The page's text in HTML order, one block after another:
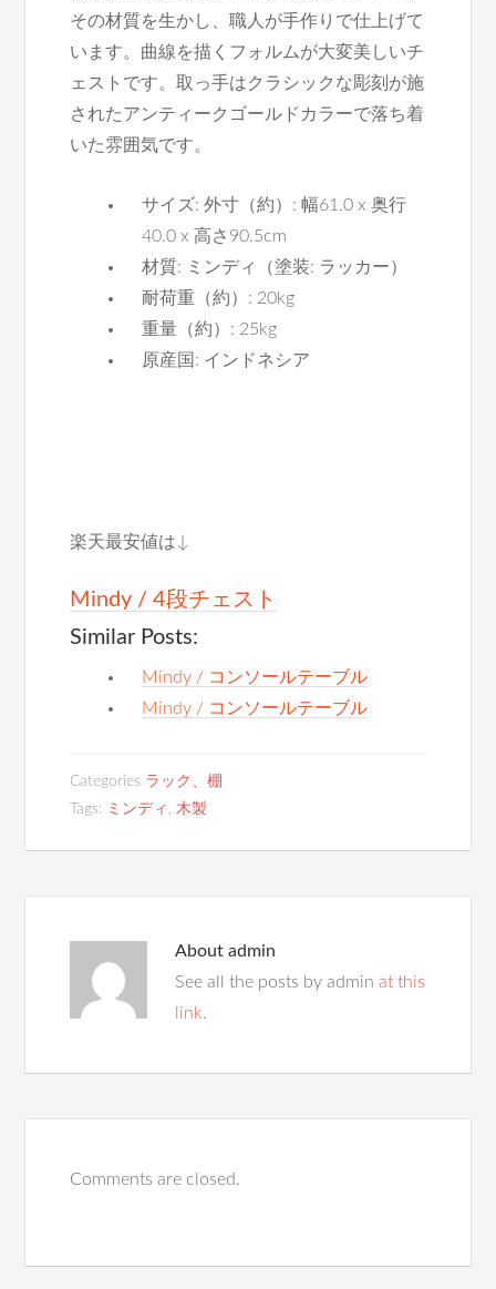
その材質を生かし、職人が手作りで仕上げて
います。曲線を描くフォルムが大変美しいチ
ェストです。取っ手はクラシックな彫刻が施
されたアンティークゴールドカラーで落ち着
いた雰囲気です。
サイズ: 外寸（約）: 幅61.0 x 奥行
40.0 x 高さ90.5cm
材質: ミンディ（塗装: ラッカー）
耐荷重（約）: 20kg
重量（約）: 25kg
原産国: インドネシア
楽天最安値は↓
Mindy / 4段チェスト
Similar Posts:
Mindy / コンソールテーブル
Mindy / コンソールテーブル
Categories ラック、棚
Tags: ミンディ ,木製
About admin
See all the posts by adminat this
link.
Comments are closed.